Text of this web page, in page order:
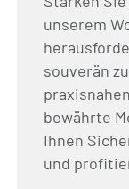
unserem
souverän
bewährte
Ihnen
und